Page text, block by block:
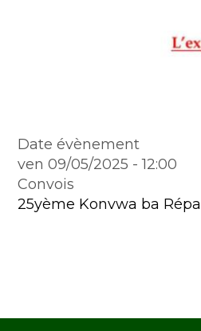
Date évènement
ven 09/05/2025 - 12:00
Convois
25yème Konvwa ba